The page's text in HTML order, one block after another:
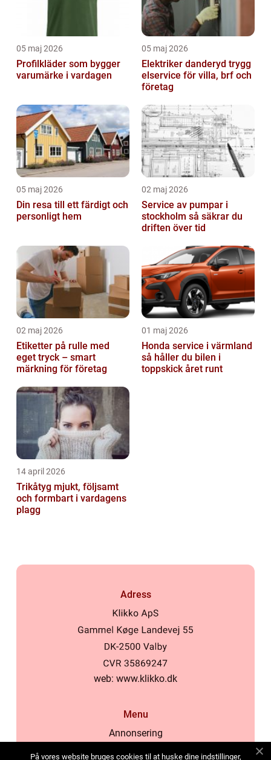
05 maj 2026
Profilkläder som bygger
varumärke i vardagen
05 maj 2026
Elektriker danderyd trygg
elservice för villa, brf och
företag
05 maj 2026
Din resa till ett färdigt och
personligt hem
02 maj 2026
Service av pumpar i
stockholm så säkrar du
driften över tid
02 maj 2026
Etiketter på rulle med
eget tryck – smart
märkning för företag
01 maj 2026
Honda service i värmland
så håller du bilen i
toppskick året runt
14 april 2026
Trikåtyg mjukt, följsamt
och formbart i vardagens
plagg
Adress
web: www.klikko.dk
Menu
Annonsering
På vores website bruges cookies til at huske dine indstillinger,